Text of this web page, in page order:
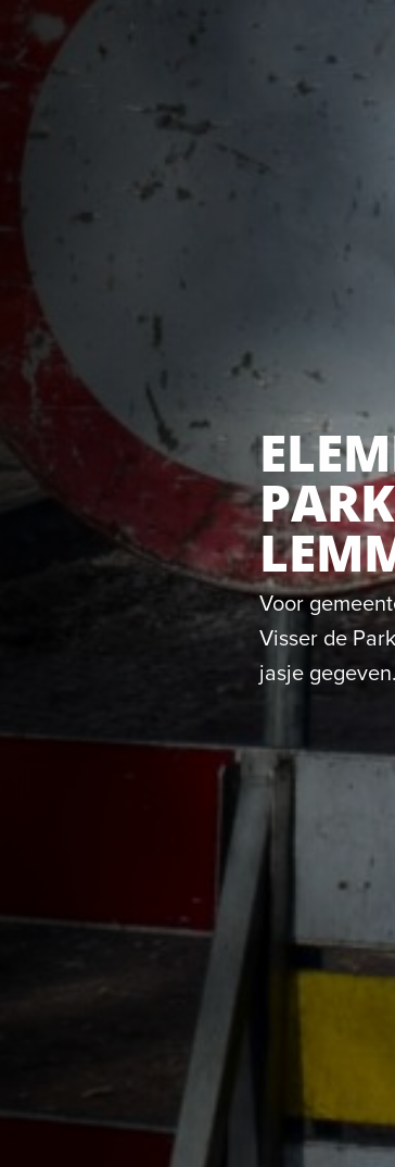
Voor
Visser de
jasje gegeven.